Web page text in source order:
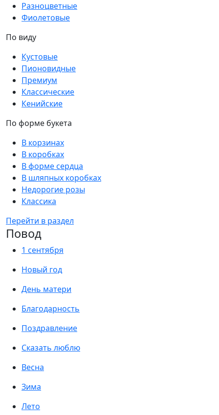
Разноцветные
Фиолетовые
По виду
Кустовые
Пионовидные
Премиум
Классические
Кенийские
По форме букета
В корзинах
В коробках
В форме сердца
В шляпных коробках
Недорогие розы
Классика
Перейти в раздел
Повод
1 сентября
Новый год
День матери
Благодарность
Поздравление
Сказать люблю
Весна
Зима
Лето